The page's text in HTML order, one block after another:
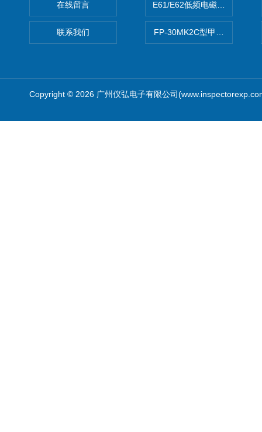
在线留言
联系我们
E61/E62低频电磁场强度分析
FP-30MK2C型甲醛检测仪
Copyright © 2026 广州仪弘电子有限公司